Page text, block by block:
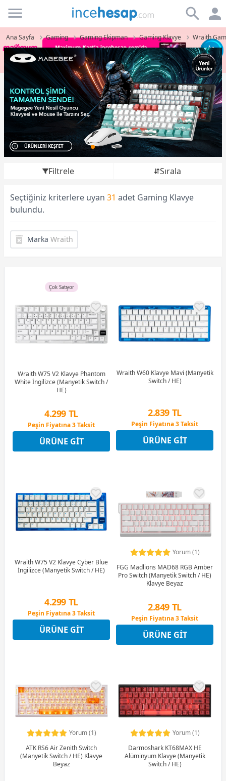
Incehesap
Ana Sayfa Gaming Gaming Ekipman Gaming Klavye Wraith
Filtrele Sırala
Seçtiğiniz kriterlere uyan 31 adet Gaming Klavye
bulundu.
Marka Wraith
Çok Satıyor
Wraith W75 V2 Klavye Phantom
White İngilizce (Manyetik Switch /
HE)
4.299 TL
Peşin Fiyatına 3 Taksit
12 Ay x 506 TL taksitle
Peşin Fiyatına 3 Taksit
ÜRÜNE GIT
Wraith W60 Klavye Mavi (Manyetik
Switch / HE)
2.839 TL
Peşin Fiyatına 3 Taksit
12 Ay x 334 TL taksitle
Peşin Fiyatına 3 Taksit
ÜRÜNE GIT
Wraith W75 V2 Klavye Cyber Blue
İngilizce (Manyetik Switch / HE)
4.299 TL
Peşin Fiyatına 3 Taksit
12 Ay x 506 TL taksitle
Peşin Fiyatına 3 Taksit
ÜRÜNE GIT
Yorum (1)
FGG Madlions MAD68 RGB Amber
Pro Switch (Manyetik Switch / HE)
Klavye Beyaz
2.849 TL
Peşin Fiyatına 3 Taksit
12 Ay x 335 TL taksitle
Peşin Fiyatına 3 Taksit
ÜRÜNE GIT
Yorum (1)
ATK RS6 Air Zenith Switch
(Manyetik Switch / HE) Klavye
Beyaz
Yorum (1)
Darmoshark KT68MAX HE
Alüminyum Klavye (Manyetik
Switch / HE)